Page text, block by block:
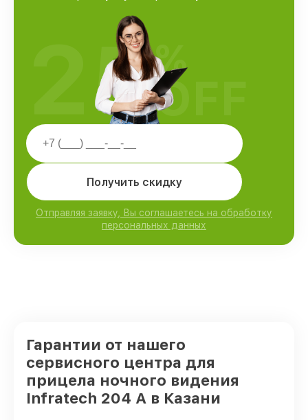
Получить скидку
Отправляя заявку, Вы соглашаетесь на обработку
персональных данных
25%
OFF
Гарантии от нашего
сервисного центра для
прицела ночного видения
Infratech 204 А в Казани